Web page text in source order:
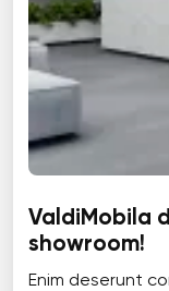
ValdiMobila
showroom!
Enim deserunt